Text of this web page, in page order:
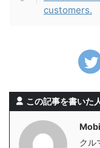
customers.
この記事を書いた
クル